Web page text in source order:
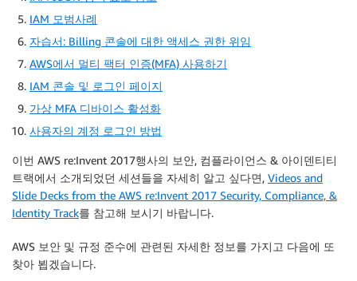
IAM 모범사례
자습서: Billing 콘솔에 대한 액세스 권한 위임
AWS에서 멀티 팩터 인증(MFA) 사용하기
IAM 콘솔 및 로그인 페이지
가상 MFA 디바이스 활성화
사용자의 계정 로그인 방법
이번 AWS re:Invent 2017행사의 보안, 컴플라이언스 & 아이덴티티
트랙에서 소개되었던 세션들을 자세히 알고 싶다면, Videos and
Slide Decks from the AWS re:Invent 2017 Security, Compliance, &
Identity Track를 참고해 보시기 바랍니다.
AWS 보안 및 규정 준수에 관련된 자세한 정보를 가지고 다음에 또
찾아 뵙겠습니다.